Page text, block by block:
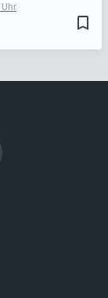
bookmark_border